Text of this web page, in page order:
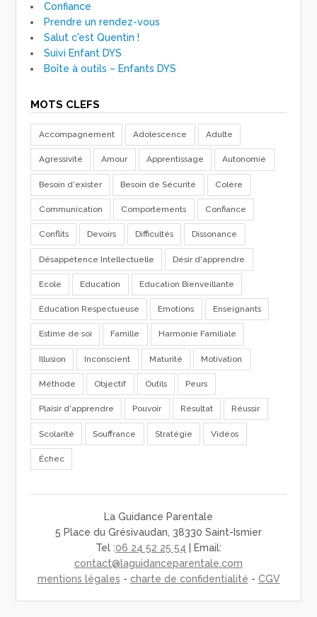
Confiance
Prendre un rendez-vous
Salut c'est Quentin !
Suivi Enfant DYS
Boîte à outils – Enfants DYS
MOTS CLEFS
Accompagnement Adolescence Adulte
Agressivité Amour Apprentissage Autonomie
Besoin d'exister Besoin de Sécurité Colère
Communication Comportements Confiance
Conflits Devoirs Difficultés Dissonance
Désappétence Intellectuelle Désir d'apprendre
Ecole Education Education Bienveillante
Education Respectueuse Emotions Enseignants
Estime de soi Famille Harmonie Familiale
Illusion Inconscient Maturité Motivation
Méthode Objectif Outils Peurs
Plaisir d'apprendre Pouvoir Résultat Réussir
Scolarité Souffrance Stratégie Vidéos
Échec
La Guidance Parentale
5 Place du Grésivaudan, 38330 Saint-Ismier
Tel :06 24 52 25 54 | Email:
contact@laguidanceparentale.com
mentions légales - charte de confidentialité - CGV